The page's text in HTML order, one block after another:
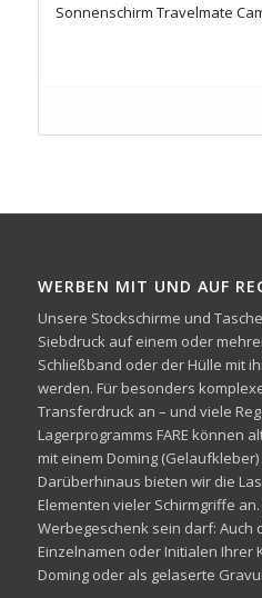
Sonnenschirm Travelmate
WERBEN MIT UND AUF
Unsere Stockschirme und
Siebdruck auf einem oder
Schließband oder der Hülle mit
werden. Für besonders
Transferdruck an – und viele
Lagerprogramms FARE können
mit einem Doming
Darüberhinaus bieten wir die
Elementen vieler Schirmgriffe
Werbegeschenk sein darf: Auch
Einzelnamen oder Initialen Ihrer
Doming oder als gelaserte